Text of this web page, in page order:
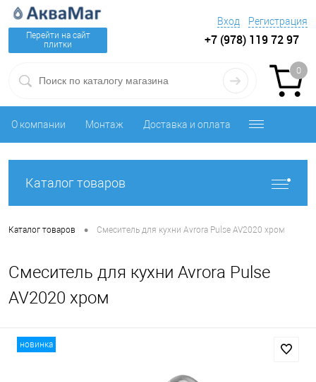
Перейти на сайт
плитки
Вход Регистрация
+7 (978) 119 72 97
0
О компании Монтаж Доставка и оплата
Каталог товаров
Каталог товаров • Смеситель для кухни Avrora Pulse AV2020 хром
Смеситель для кухни Avrora Pulse
AV2020 хром
новинка